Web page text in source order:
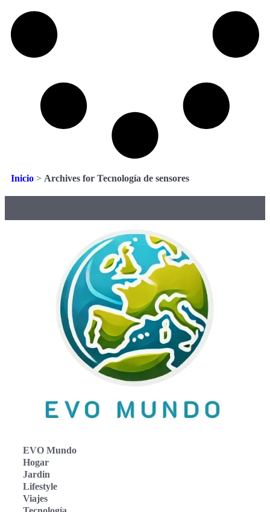
Inicio > Archives for Tecnología de sensores
EVO Mundo
Hogar
Jardin
Lifestyle
Viajes